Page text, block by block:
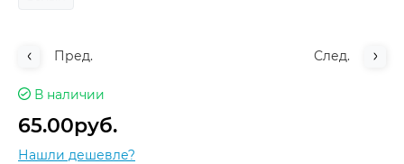
Пред. След.
В наличии
65.00руб.
Нашли дешевле?